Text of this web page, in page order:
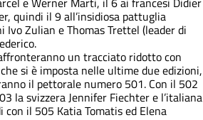
quindi il 9 all’insidiosa pattuglia
Zulian e Thomas Trettel (leader di
un tracciato ridotto con
si è imposta nelle ultime due edizioni,
il pettorale numero 501. Con il 502
la svizzera Jennifer Fiechter e l’italiana
il 505 Katia Tomatis ed Elena